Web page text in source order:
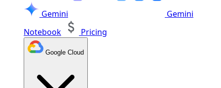
Gemini
Gemini
Notebook
Pricing
Google Cloud